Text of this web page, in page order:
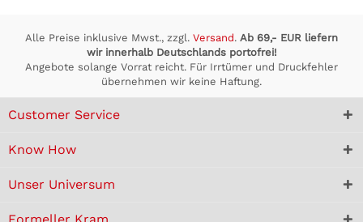
Alle Preise inklusive Mwst., zzgl. Versand. Ab 69,- EUR liefern
wir innerhalb Deutschlands portofrei!
Angebote solange Vorrat reicht. Für Irrtümer und Druckfehler
übernehmen wir keine Haftung.
Customer Service
Know How
Unser Universum